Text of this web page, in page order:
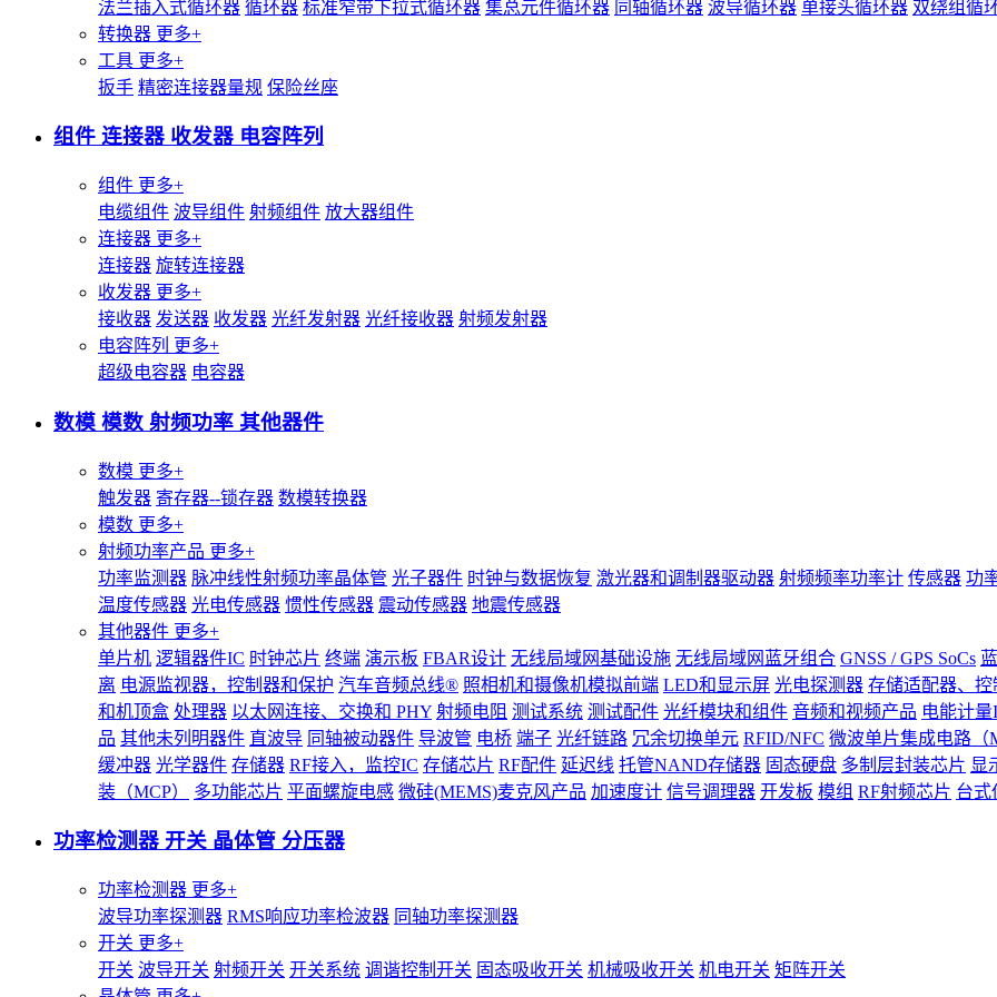
法兰插入式循环器 循环器 标准窄带下拉式循环器 集总元件循环器 同轴循环器 波导循环器 单接头循环器 双绕组循
转换器 更多+
工具 更多+
扳手 精密连接器量规 保险丝座
组件 连接器 收发器 电容阵列
组件 更多+
电缆组件 波导组件 射频组件 放大器组件
连接器 更多+
连接器 旋转连接器
收发器 更多+
接收器 发送器 收发器 光纤发射器 光纤接收器 射频发射器
电容阵列 更多+
超级电容器 电容器
数模 模数 射频功率 其他器件
数模 更多+
触发器 寄存器--锁存器 数模转换器
模数 更多+
射频功率产品 更多+
功率监测器 脉冲线性射频功率晶体管 光子器件 时钟与数据恢复 激光器和调制器驱动器 射频频率功率计 传感器 功
温度传感器 光电传感器 惯性传感器 震动传感器 地震传感器
其他器件 更多+
单片机 逻辑器件IC 时钟芯片 终端 演示板 FBAR设计 无线局域网基础设施 无线局域网蓝牙组合 GNSS / GPS SoCs
离 电源监视器，控制器和保护 汽车音频总线® 照相机和摄像机模拟前端 LED和显示屏 光电探测器 存储适配器、控
和机顶盒 处理器 以太网连接、交换和 PHY 射频电阻 测试系统 测试配件 光纤模块和组件 音频和视频产品 电能计量
品 其他未列明器件 直波导 同轴被动器件 导波管 电桥 端子 光纤链路 冗余切换单元 RFID/NFC 微波单片集成电路（
缓冲器 光学器件 存储器 RF接入，监控IC 存储芯片 RF配件 延迟线 托管NAND存储器 固态硬盘 多制层封装芯片 显
装（MCP）
多功能芯片 平面螺旋电感 微硅(MEMS)麦克风产品 加速度计 信号调理器 开发板 模组 RF射频芯片 台式
功率检测器 开关 晶体管 分压器
功率检测器 更多+
波导功率探测器 RMS响应功率检波器 同轴功率探测器
开关 更多+
开关 波导开关 射频开关 开关系统 调谐控制开关 固态吸收开关 机械吸收开关 机电开关 矩阵开关